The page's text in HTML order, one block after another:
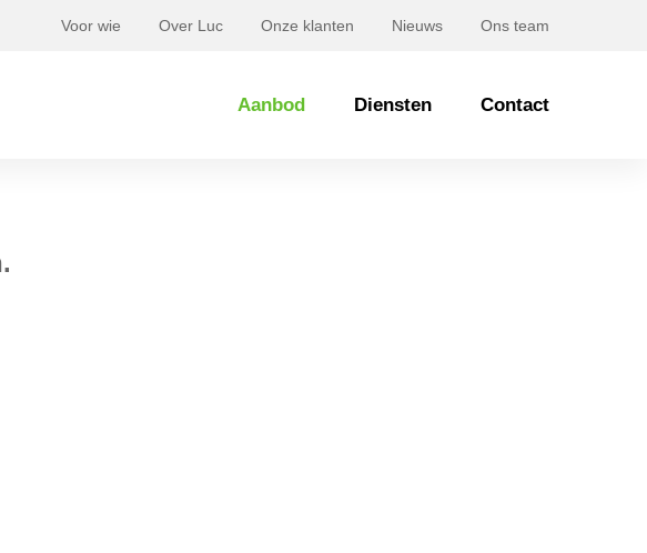
Voor wie Over Luc Onze klanten Nieuws Ons team
Aanbod Diensten Contact